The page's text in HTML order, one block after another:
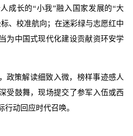
成长的“小我”融入国家发展的“大
、校准航向；在迷彩绿与志愿红中
为中国式现代化建设贡献资环安学
政策解读细致入微，榜样事迹感人
受鼓舞，现场提交了参军入伍或西
动回应时代召唤。